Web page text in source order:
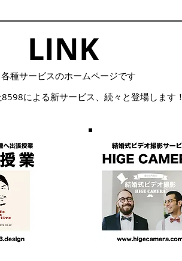
LINK​
​各種サービスのホームページです
による​新サービス、続々と登場します！